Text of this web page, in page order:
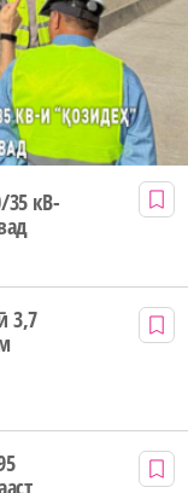
кВ-
3,7